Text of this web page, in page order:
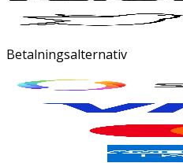
Betalningsalternativ